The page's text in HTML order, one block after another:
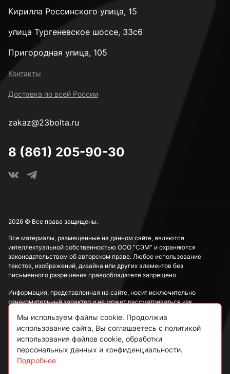
Кирилла Россинского улица, 15
улица Тургеневское шоссе, 33с6
Пригородная улица, 105
Контакты
Доставка по всей России
zakaz@23bolta.ru
8 (861) 205-90-30
Все материалы, размещенные на данном сайте, являются
интеллектуальной собственностью ООО "СЭМ" и охраняются
законодательством об авторском праве. Любое использование
текстов, изображений, дизайна или других элементов без
письменного разрешения правообладателя запрещено.
Информация, представленная на сайте, носит исключительно
ознакомительный характер и не может рассматриваться как
Политика конфиденциальности
Согласие на обработку данных
2026 © Все права защищены.
Мы используем файлы cookie. Продолжив
использование сайта, Вы соглашаетесь с политикой
использования файлов cookie, обработки
персональных данных и конфиденциальности.
Подробнее